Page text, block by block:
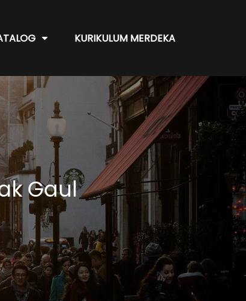
KURIKULUM MERDEKA
Gaul